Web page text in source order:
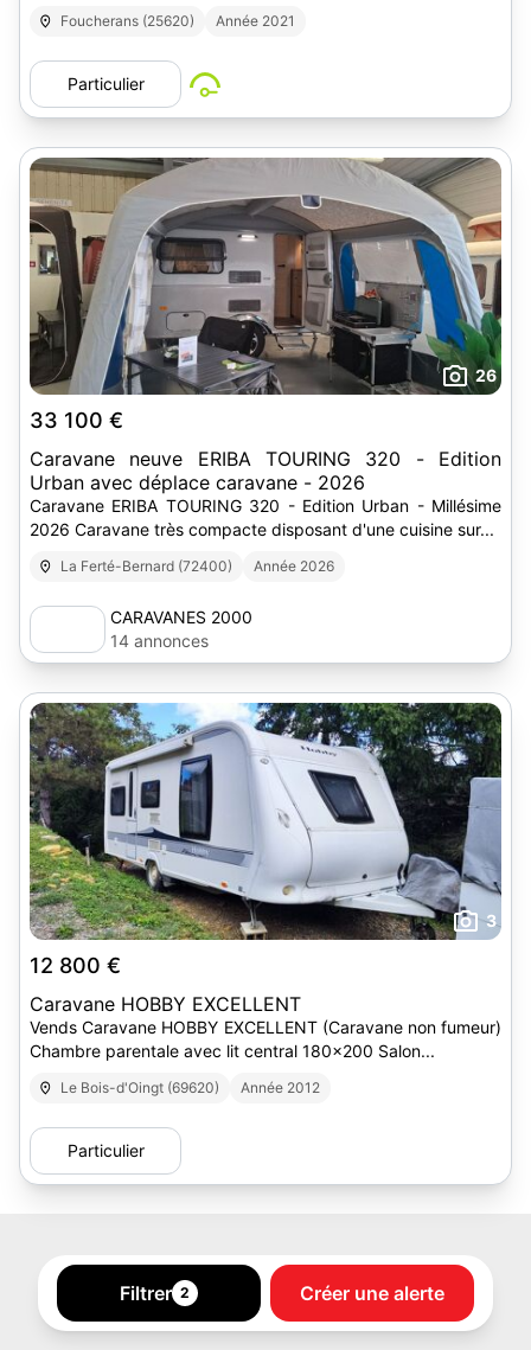
Foucherans (25620) Année 2021
Particulier
26
33 100 €
Caravane neuve ERIBA TOURING 320 - Edition
Urban avec déplace caravane - 2026
Caravane ERIBA TOURING 320 - Edition Urban - Millésime
2026 Caravane très compacte disposant d'une cuisine sur...
La Ferté-Bernard (72400) Année 2026
CARAVANES 2000
14 annonces
3
12 800 €
Caravane HOBBY EXCELLENT
Vends Caravane HOBBY EXCELLENT (Caravane non fumeur)
Chambre parentale avec lit central 180x200 Salon...
Le Bois-d'Oingt (69620) Année 2012
Particulier
Filtrer 2 Créer une alerte